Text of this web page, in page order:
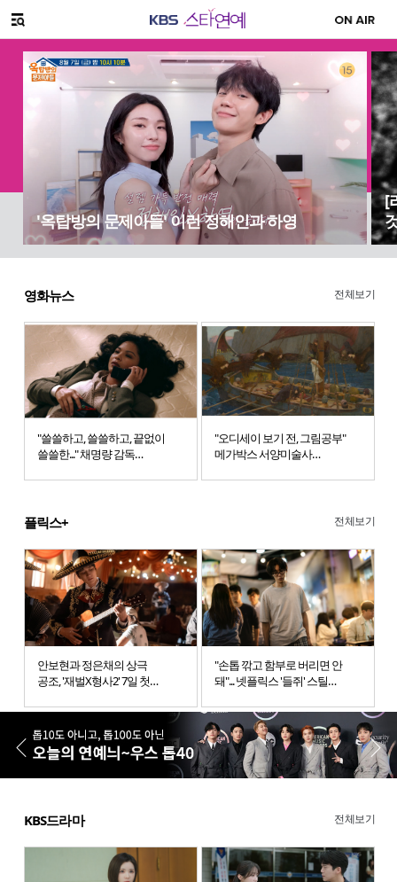
메뉴 열기
'옥탑방의 문제아들' 이런 정해인과 하영
[
영화뉴스 전체보기
"쓸쓸하고, 쓸쓸하고, 끝없이
쓸쓸한..." 채명량 감독
"오디세이 보기 전, 그림공부"
메가박스 서양미술사
플릭스+ 전체보기
안보현과 정은채의 상극
공조, '재벌X형사2' 7일 첫
"손톱 깎고 함부로 버리면 안
돼"... 넷플릭스 '들쥐' 스틸
KBS드라마 전체보기